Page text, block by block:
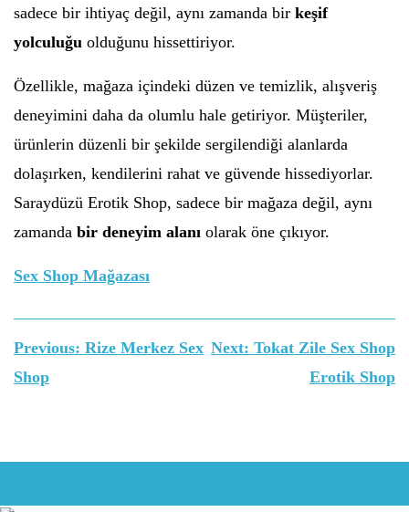
sadece bir ihtiyaç değil, aynı zamanda bir keşif
yolculuğu olduğunu hissettiriyor.
Özellikle, mağaza içindeki düzen ve temizlik, alışveriş
deneyimini daha da olumlu hale getiriyor. Müşteriler,
ürünlerin düzenli bir şekilde sergilendiği alanlarda
dolaşırken, kendilerini rahat ve güvende hissediyorlar.
Saraydüzü Erotik Shop, sadece bir mağaza değil, aynı
zamanda bir deneyim alanı olarak öne çıkıyor.
Sex Shop Mağazası
Yazı
gezinmesi
Previous: Rize Merkez Sex
Shop
Next: Tokat Zile Sex Shop
Erotik Shop